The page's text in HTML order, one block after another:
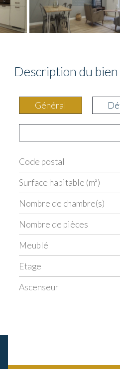
Description du bien
Général
Label Value
Code postal
Surface habitable (m²)
Nombre de chambre(s)
Nombre de pièces
Meublé
Etage
Ascenseur